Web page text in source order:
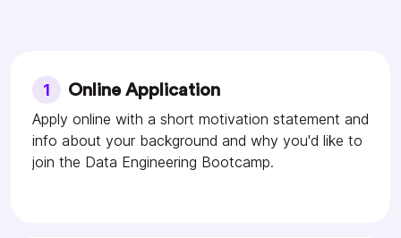
1
Online Application
Apply online with a short motivation statement and
info about your background and why you'd like to
join the Data Engineering Bootcamp.